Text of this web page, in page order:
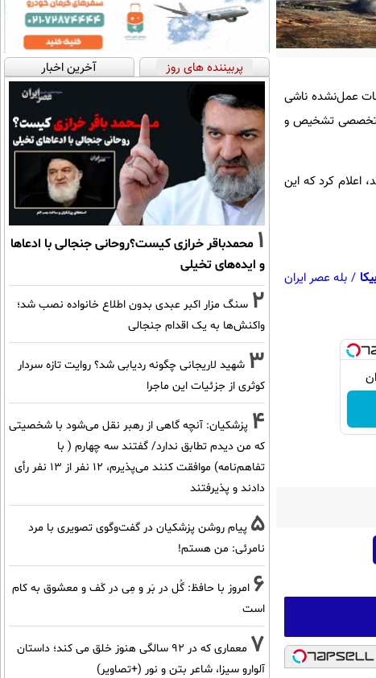
عمل‌نشده ناشی
تخصصی تشخیص و
اعلام کرد که این
/ بله عصر ایران
پربیننده های روز آخرین اخبار
1 محمدباقر خرازی کیست؟روحانی جنجالی با ادعاها
و ایده‌های تخیلی
2 سنگ مزار اکبر عبدی بدون اطلاع خانواده نصب شد؛
واکنش‌ها به یک اقدام جنجالی
3 شهید لاریجانی چگونه ردیابی شد؟ روایت تازه سردار
کوثری از جزئیات این ماجرا
4 پزشکیان‌: آنچه گاهی از رهبر نقل می‌شود با شخصیتی
که من دیدم تطابق ندارد/ گفتند سه چهارم ( با
تفاهم‌نامه) موافقت کنند می‌پذیرم، 12 نفر از 13 نفر رأی
دادند و پذیرفتند
5 پیام روشن پزشکیان در گفت‌و‌گوی تصویری با مرد
نامرئی: من هستم!
6 امروز با حافظ: گُل در بَر و مِی در کَف و معشوق به کام
است
7
معماری که در 92 سالگی هنوز خلق می کند؛ داستان
آلوارو سیزا، شاعر بتن و نور (+تصاویر)